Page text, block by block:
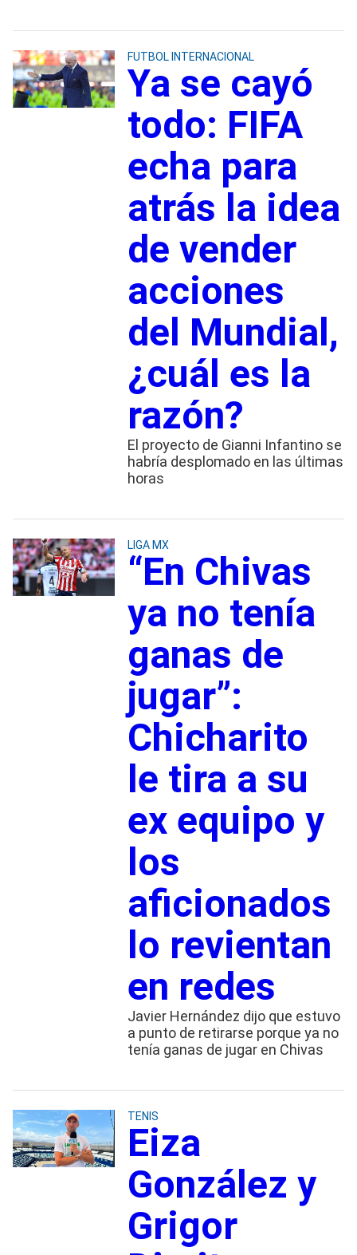
FUTBOL INTERNACIONAL
Ya se cayó
todo: FIFA
echa para
atrás la idea
de vender
acciones
del Mundial,
¿cuál es la
razón?
El proyecto de Gianni Infantino se
habría desplomado en las últimas
horas
LIGA MX
“En Chivas
ya no tenía
ganas de
jugar”:
Chicharito
le tira a su
ex equipo y
los
aficionados
lo revientan
en redes
Javier Hernández dijo que estuvo
a punto de retirarse porque ya no
tenía ganas de jugar en Chivas
TENIS
Eiza
González y
Grigor